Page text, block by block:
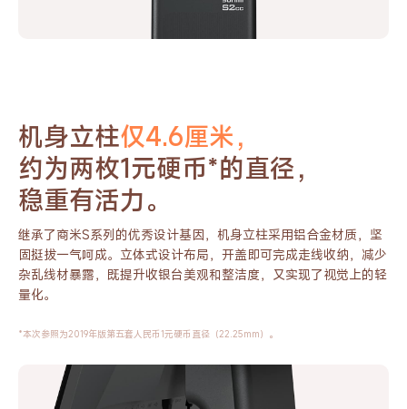
机身立柱仅4.6厘米，
约为两枚1元硬币*的直径，
稳重有活力。
继承了商米S系列的优秀设计基因，机身立柱采用铝合金材质，坚
固挺拔一气呵成。立体式设计布局，开盖即可完成走线收纳，减少
杂乱线材暴露，既提升收银台美观和整洁度，又实现了视觉上的轻
量化。
*本次参照为2019年版第五套人民币1元硬币直径（22.25mm）。